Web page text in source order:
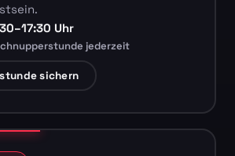
Uhr
jederzeit
sichern